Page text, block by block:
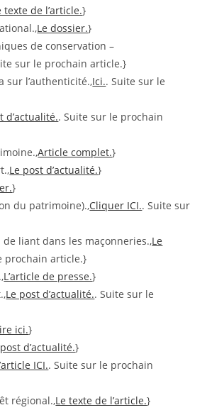
texte de l’article.}
Le dossier.}
de conservation –
sur le prochain article.}
sur l’authenticité.,Ici.. Suite sur le
d’actualité.. Suite sur le prochain
Article complet.}
Le post d’actualité.}
}
du patrimoine).,Cliquer ICI.. Suite sur
liant dans les maçonneries.,Le
prochain article.}
L’article de presse.}
Le post d’actualité.. Suite sur le
ici.}
d’actualité.}
ICI.. Suite sur le prochain
régional.,Le texte de l’article.}